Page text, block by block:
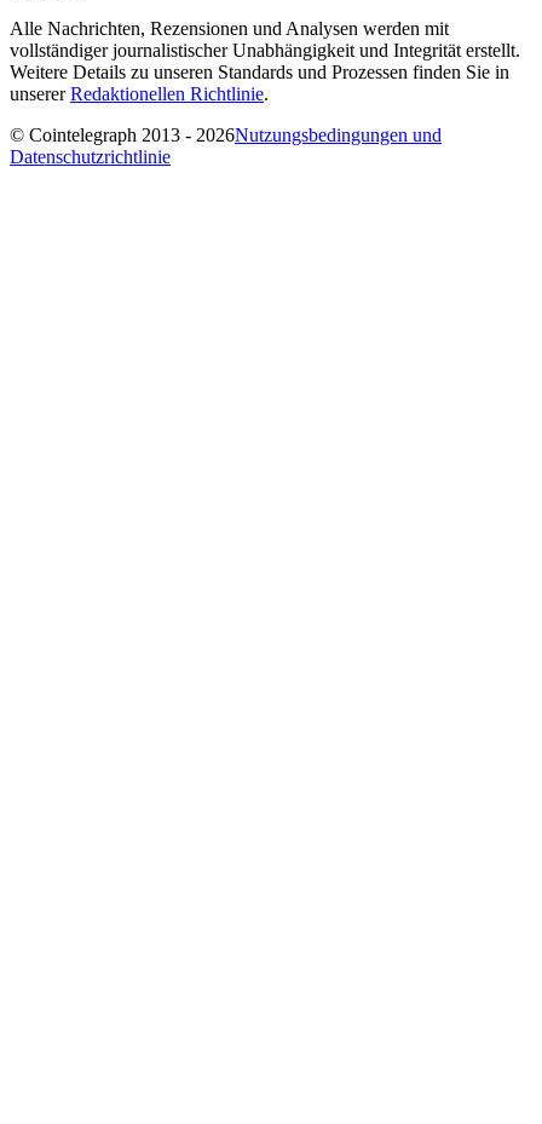
Alle Nachrichten, Rezensionen und Analysen werden mit
vollständiger journalistischer Unabhängigkeit und Integrität erstellt.
Weitere Details zu unseren Standards und Prozessen finden Sie in
unsererRedaktionellen Richtlinie.
© Cointelegraph 2013 - 2026Nutzungsbedingungen und
Datenschutzrichtlinie